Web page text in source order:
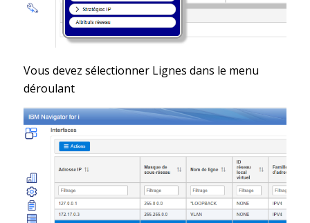
Vous devez sélectionner Lignes dans le menu
déroulant